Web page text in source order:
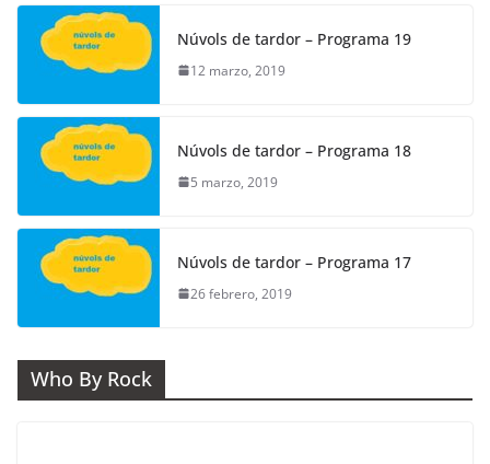
o
o
k
m p
p
Núvols de tardor – Programa 19
12 marzo, 2019
Núvols de tardor – Programa 18
5 marzo, 2019
Núvols de tardor – Programa 17
26 febrero, 2019
Who By Rock